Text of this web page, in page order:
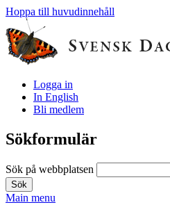
Hoppa till huvudinnehåll
Logga in
In English
Bli medlem
Sökformulär
Sök på webbplatsen
Main menu